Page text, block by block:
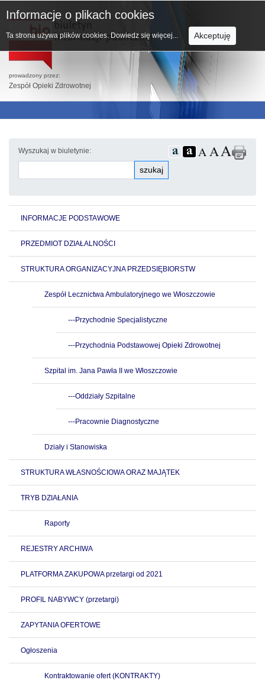
prowadzony przez:
Zespół Opieki Zdrowotnej
Wyszukaj w biuletynie:
szukaj
INFORMACJE PODSTAWOWE
PRZEDMIOT DZIAŁALNOŚCI
STRUKTURA ORGANIZACYJNA PRZEDSIĘBIORSTW
Zespół Lecznictwa Ambulatoryjnego we Włoszczowie
---Przychodnie Specjalistyczne
---Przychodnia Podstawowej Opieki Zdrowotnej
Szpital im. Jana Pawła II we Włoszczowie
---Oddziały Szpitalne
---Pracownie Diagnostyczne
Działy i Stanowiska
STRUKTURA WŁASNOŚCIOWA ORAZ MAJĄTEK
TRYB DZIAŁANIA
Raporty
REJESTRY ARCHIWA
PLATFORMA ZAKUPOWA przetargi od 2021
PROFIL NABYWCY (przetargi)
ZAPYTANIA OFERTOWE
Ogłoszenia
Kontraktowanie ofert (KONTRAKTY)
Informacje o plikach cookies
Ta strona używa plików cookies. Dowiedz się więcej... Akceptuję